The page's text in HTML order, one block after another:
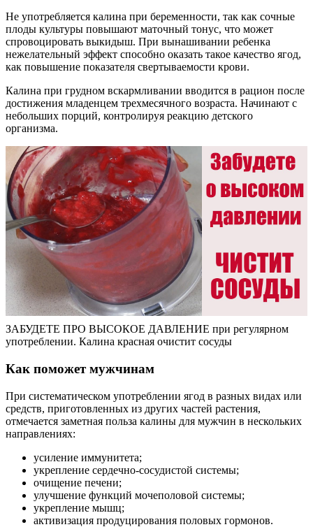
Не употребляется калина при беременности, так как сочные
плоды культуры повышают маточный тонус, что может
спровоцировать выкидыш. При вынашивании ребенка
нежелательный эффект способно оказать такое качество ягод,
как повышение показателя свертываемости крови.
Калина при грудном вскармливании вводится в рацион после
достижения младенцем трехмесячного возраста. Начинают с
небольших порций, контролируя реакцию детского
организма.
ЗАБУДЕТЕ ПРО ВЫСОКОЕ ДАВЛЕНИЕ при регулярном
употреблении. Калина красная очистит сосуды
Как поможет мужчинам
При систематическом употреблении ягод в разных видах или
средств, приготовленных из других частей растения,
отмечается заметная польза калины для мужчин в нескольких
направлениях:
усиление иммунитета;
укрепление сердечно-сосудистой системы;
очищение печени;
улучшение функций мочеполовой системы;
укрепление мышц;
активизация продуцирования половых гормонов.